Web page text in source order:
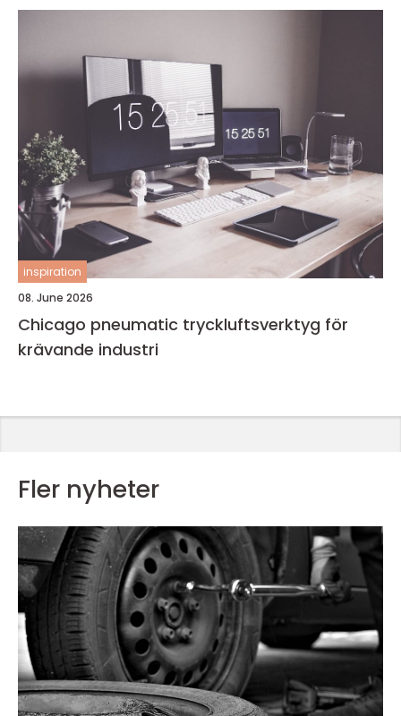
inspiration
08. June 2026
Chicago pneumatic tryckluftsverktyg för
krävande industri
Fler nyheter